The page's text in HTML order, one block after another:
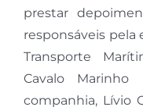
prestar
Transporte
Cavalo
companhia, Lívio